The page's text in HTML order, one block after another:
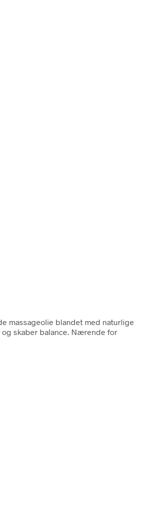
massageolie blandet med naturlige
skaber balance. Nærende for